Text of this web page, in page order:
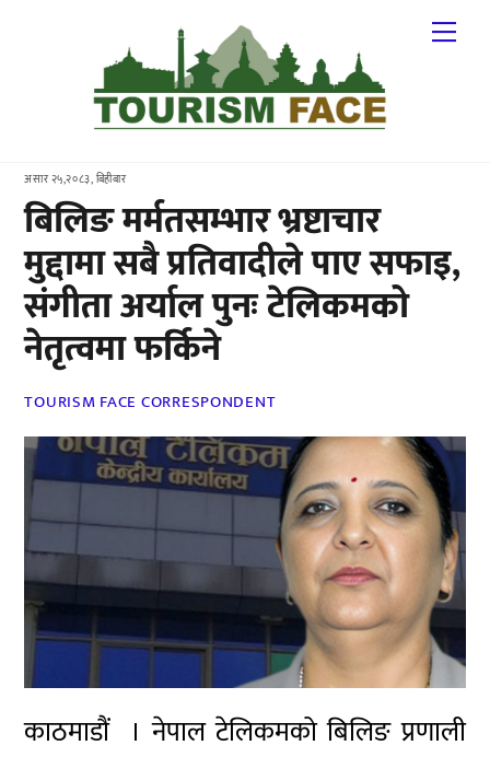
असार २५,२०८३, बिहीबार
बिलिङ मर्मतसम्भार भ्रष्टाचार
मुद्दामा सबै प्रतिवादीले पाए सफाइ,
संगीता अर्याल पुनः टेलिकमको
नेतृत्वमा फर्किने
TOURISM FACE CORRESPONDENT
काठमाडौं । नेपाल टेलिकमको बिलिङ प्रणाली